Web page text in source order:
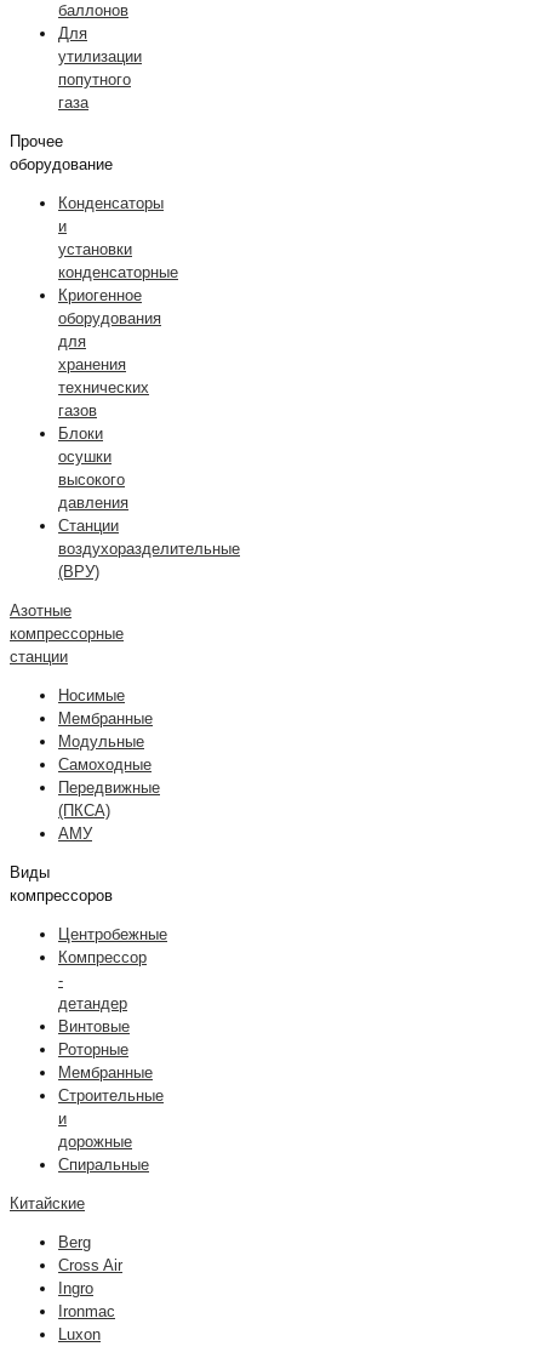
баллонов
Для
утилизации
попутного
газа
Прочее
оборудование
Конденсаторы
и
установки
конденсаторные
Криогенное
оборудования
для
хранения
технических
газов
Блоки
осушки
высокого
давления
Станции
воздухоразделительные
(ВРУ)
Азотные
компрессорные
станции
Носимые
Мембранные
Модульные
Самоходные
Передвижные
(ПКСА)
АМУ
Виды
компрессоров
Центробежные
Компрессор
-
детандер
Винтовые
Роторные
Мембранные
Строительные
и
дорожные
Спиральные
Китайские
Berg
Cross Air
Ingro
Ironmac
Luxon